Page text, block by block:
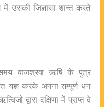
में उसकी जिज्ञासा शान्त करते
वाजश्रवा ऋषि के पुत्र
यज्ञ करके अपना सम्पूर्ण धन
द्वारा दक्षिणा में प्राप्त वे